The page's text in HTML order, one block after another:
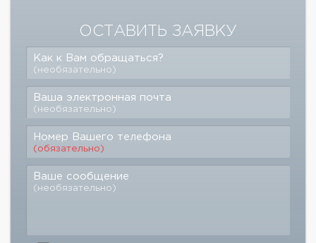
ОСТАВИТЬ ЗАЯВКУ
Как к Вам обращаться?
(необязательно)
Ваша электронная почта
(необязательно)
Номер Вашего телефона
(обязательно)
Ваше сообщение
(необязательно)